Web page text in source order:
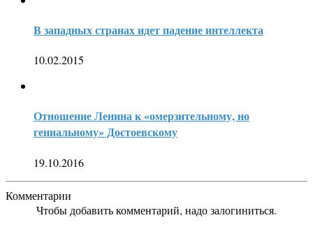
В западных странах идет падение интеллекта
10.02.2015
Отношение Ленина к «омерзительному, но
гениальному» Достоевскому
19.10.2016
Комментарии
Чтобы добавить комментарий, надо залогиниться.